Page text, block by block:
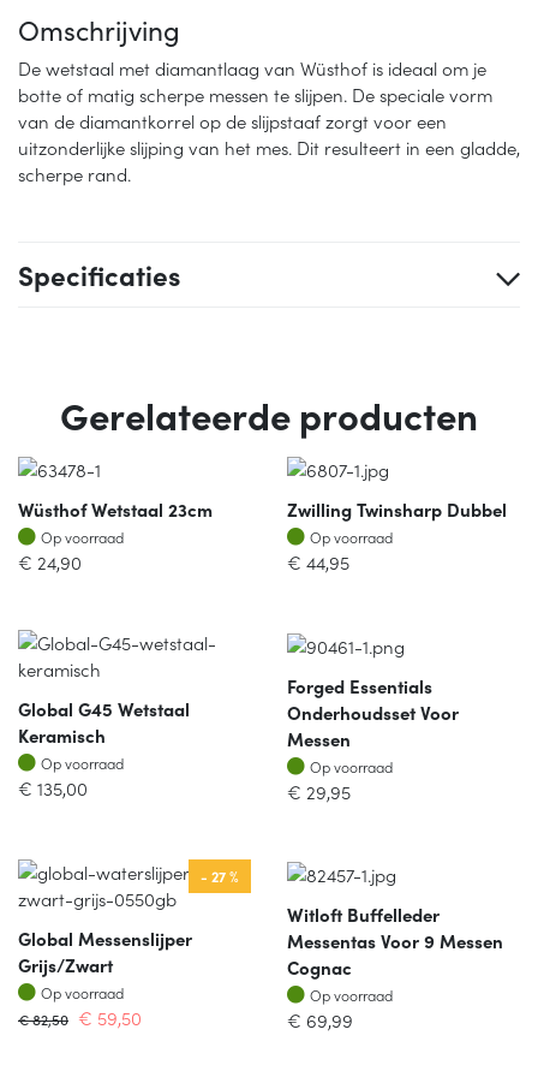
Omschrijving
De wetstaal met diamantlaag van Wüsthof is ideaal om je
botte of matig scherpe messen te slijpen. De speciale vorm
van de diamantkorrel op de slijpstaaf zorgt voor een
uitzonderlijke slijping van het mes. Dit resulteert in een gladde,
scherpe rand.
Specificaties
Gerelateerde producten
Wüsthof Wetstaal 23cm
Op voorraad
Op voorraad
€ 24,90
Zwilling Twinsharp Dubbel
Op voorraad
Op voorraad
€ 44,95
Global G45 Wetstaal
Keramisch
Op voorraad
Op voorraad
€ 135,00
Forged Essentials
Onderhoudsset Voor
Messen
Op voorraad
Op voorraad
€ 29,95
- 27 %
Global Messenslijper
Grijs/zwart
Op voorraad
Op voorraad
€82,50 € 59,50
Witloft Buffelleder
Messentas Voor 9 Messen
Cognac
Op voorraad
Op voorraad
€ 69,99